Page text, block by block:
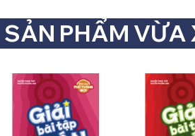
SẢN PHẨM VỪA